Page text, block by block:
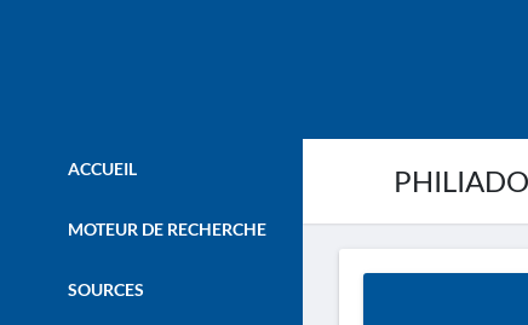
ACCUEIL
MOTEUR DE RECHERCHE
SOURCES